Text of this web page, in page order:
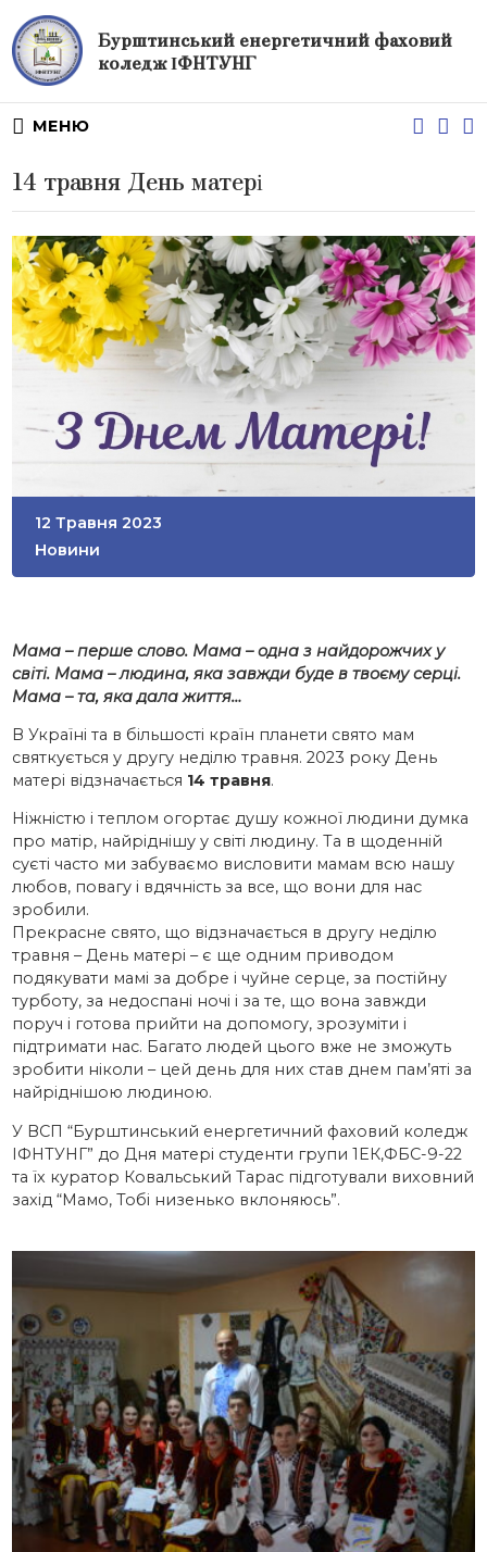
Бурштинський енергетичний фаховий
коледж ІФНТУНГ
МЕНЮ
14 травня День матері
12 Травня 2023
Новини
Мама – перше слово. Мама – одна з найдорожчих у
світі. Мама – людина, яка завжди буде в твоєму серці.
Мама – та, яка дала життя…
В Україні та в більшості країн планети свято мам
святкується у другу неділю травня. 2023 року День
матері відзначається 14 травня.
Ніжністю і теплом огортає душу кожної людини думка
про матір, найріднішу у світі людину. Та в щоденній
суєті часто ми забуваємо висловити мамам всю нашу
любов, повагу і вдячність за все, що вони для нас
зробили.
Прекрасне свято, що відзначається в другу неділю
травня – День матері – є ще одним приводом
подякувати мамі за добре і чуйне серце, за постійну
турботу, за недоспані ночі і за те, що вона завжди
поруч і готова прийти на допомогу, зрозуміти і
підтримати нас. Багато людей цього вже не зможуть
зробити ніколи – цей день для них став днем пам’яті за
найріднішою людиною.
У ВСП “Бурштинський енергетичний фаховий коледж
ІФНТУНГ” до Дня матері студенти групи 1ЕК,ФБС-9-22
та їх куратор Ковальський Тарас підготували виховний
захід “Мамо, Тобі низенько вклоняюсь”.